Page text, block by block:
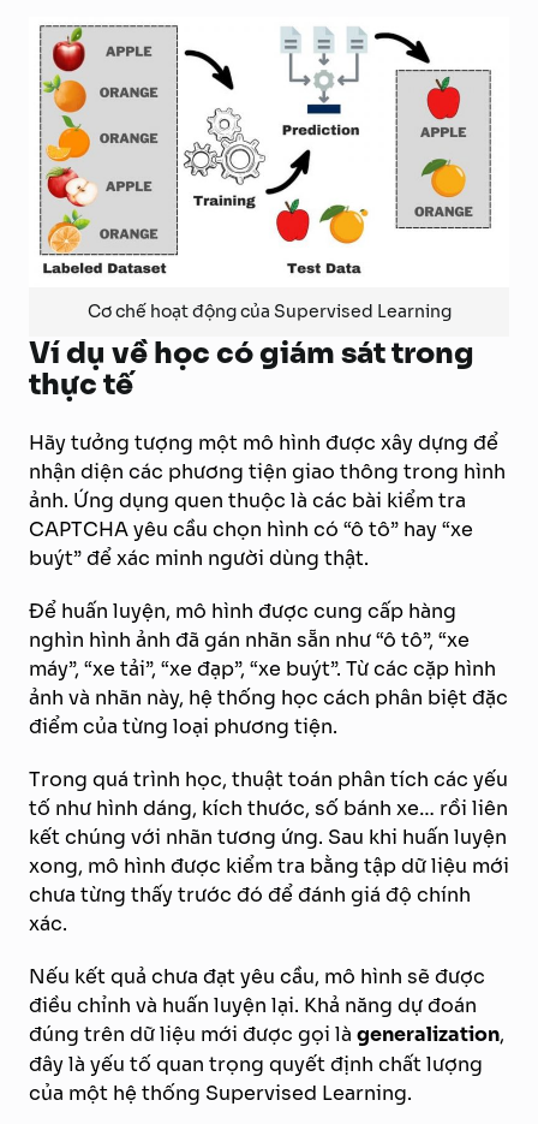
Cơ chế hoạt động của Supervised Learning
Ví dụ về học có giám sát trong
thực tế
Hãy tưởng tượng một mô hình được xây dựng để
nhận diện các phương tiện giao thông trong hình
ảnh. Ứng dụng quen thuộc là các bài kiểm tra
CAPTCHA yêu cầu chọn hình có “ô tô” hay “xe
buýt” để xác minh người dùng thật.
Để huấn luyện, mô hình được cung cấp hàng
nghìn hình ảnh đã gán nhãn sẵn như “ô tô”, “xe
máy”, “xe tải”, “xe đạp”, “xe buýt”. Từ các cặp hình
ảnh và nhãn này, hệ thống học cách phân biệt đặc
điểm của từng loại phương tiện.
Trong quá trình học, thuật toán phân tích các yếu
tố như hình dáng, kích thước, số bánh xe… rồi liên
kết chúng với nhãn tương ứng. Sau khi huấn luyện
xong, mô hình được kiểm tra bằng tập dữ liệu mới
chưa từng thấy trước đó để đánh giá độ chính
xác.
Nếu kết quả chưa đạt yêu cầu, mô hình sẽ được
điều chỉnh và huấn luyện lại. Khả năng dự đoán
đúng trên dữ liệu mới được gọi là generalization,
đây là yếu tố quan trọng quyết định chất lượng
của một hệ thống Supervised Learning.